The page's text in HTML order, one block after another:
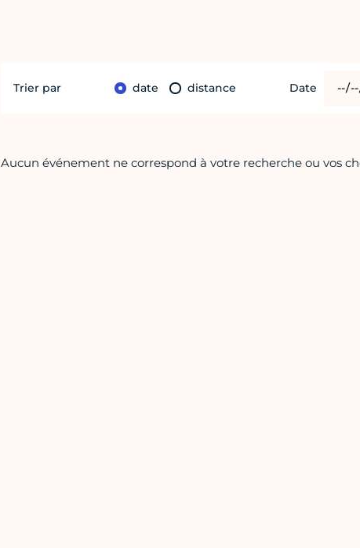
Trier par date distance Date
Aucun événement ne correspond à votre recherche ou vos